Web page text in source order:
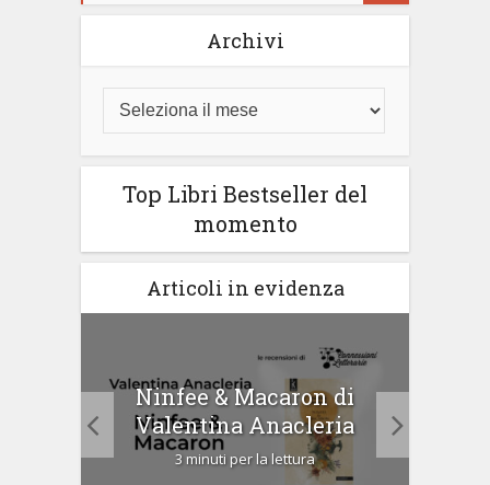
Archivi
Top Libri Bestseller del
momento
Articoli in evidenza
Ninfee & Macaron di
Valentina Anacleria
3 minuti per la lettura